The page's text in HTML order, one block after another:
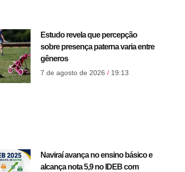
Estudo revela que percepção
sobre presença paterna varia entre
gêneros
7 de agosto de 2026 19:13
Naviraí avança no ensino básico e
alcança nota 5,9 no IDEB com